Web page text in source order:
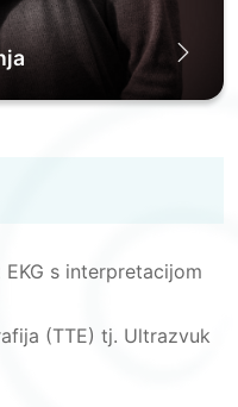
s interpretacijom
(TTE) tj. Ultrazvuk